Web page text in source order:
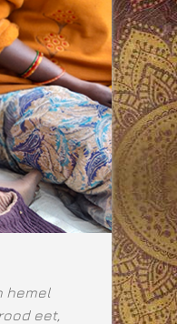
hemel
eet,